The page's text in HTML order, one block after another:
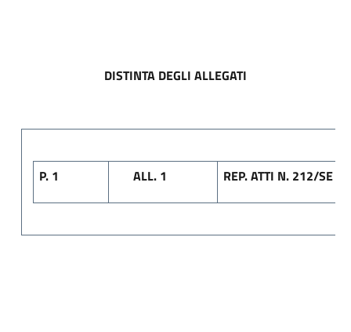
DISTINTA DEGLI ALLEGATI
P. 1 ALL. 1 REP. ATTI N. 212/SE 6